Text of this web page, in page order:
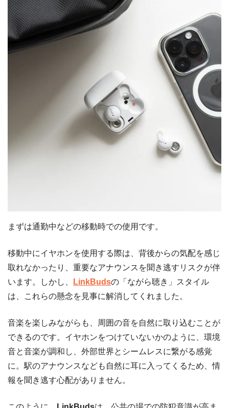
まずは通勤中などの移動時での使用です。
移動中にイヤホンを使用する際は、背後からの気配を感じ
取れなかったり、重要なアナウンスを聞き逃すリスクが伴
います。しかし、
LinkBudsの「ながら聴き」スタイル
は、これらの懸念を見事に解消してくれました。
音楽を楽しみながらも、周囲の音を自然に取り込むことが
できるのです。イヤホンをつけていないかのように、環境
音と音楽が調和し、外部世界とシームレスに繋がる感覚
に。駅のアナウンスなども自然に耳に入ってくるため、情
報を聞き逃す心配がありません。